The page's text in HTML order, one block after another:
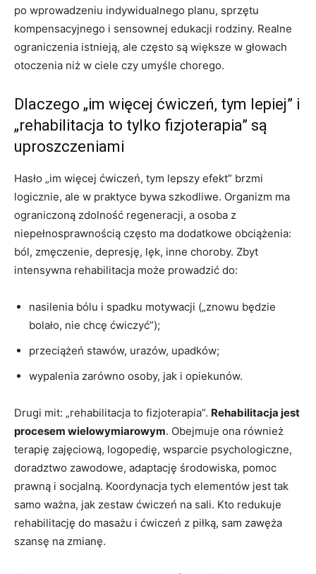
po wprowadzeniu indywidualnego planu, sprzętu
kompensacyjnego i sensownej edukacji rodziny. Realne
ograniczenia istnieją, ale często są większe w głowach
otoczenia niż w ciele czy umyśle chorego.
Dlaczego „im więcej ćwiczeń, tym lepiej” i
„rehabilitacja to tylko fizjoterapia” są
uproszczeniami
Hasło „im więcej ćwiczeń, tym lepszy efekt” brzmi
logicznie, ale w praktyce bywa szkodliwe. Organizm ma
ograniczoną zdolność regeneracji, a osoba z
niepełnosprawnością często ma dodatkowe obciążenia:
ból, zmęczenie, depresję, lęk, inne choroby. Zbyt
intensywna rehabilitacja może prowadzić do:
nasilenia bólu i spadku motywacji („znowu będzie
bolało, nie chcę ćwiczyć”);
przeciążeń stawów, urazów, upadków;
wypalenia zarówno osoby, jak i opiekunów.
Drugi mit: „rehabilitacja to fizjoterapia”. Rehabilitacja jest
procesem wielowymiarowym. Obejmuje ona również
terapię zajęciową, logopedię, wsparcie psychologiczne,
doradztwo zawodowe, adaptację środowiska, pomoc
prawną i socjalną. Koordynacja tych elementów jest tak
samo ważna, jak zestaw ćwiczeń na sali. Kto redukuje
rehabilitację do masażu i ćwiczeń z piłką, sam zawęża
szansę na zmianę.